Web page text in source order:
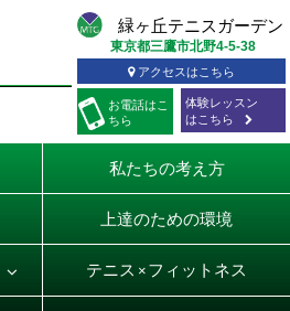
お電話はこ
ちら
東京都三鷹市北野4-5-38
アクセスはこちら
体験レッスン
はこちら
私たちの考え方
上達のための環境
テニス × フィットネス